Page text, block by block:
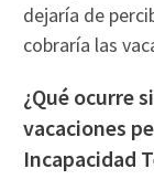
dejaría de
cobraría las
¿Qué ocurre
vacaciones
Incapacidad